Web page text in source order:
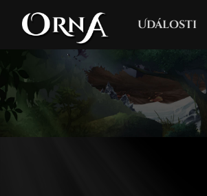
Události